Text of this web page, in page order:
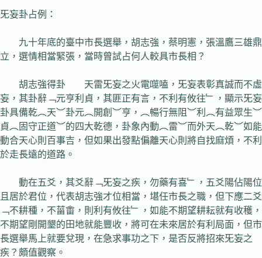
旡妄卦占例：
九十年底的臺中市長選舉，胡志強，蔡明憲，張溫鷹三雄鼎
立，選情相當緊張，當時曾試占何人較具市長相？
胡志強得卦 天雷旡妄之火電噬嗑，旡妄表彰真誠而不虛
妄，其卦辭﹁元亨利貞，其匪正有言，不利有攸往﹂，顯示旡妄
卦具備乾︵天︶卦元︵開創︶亨，︵暢行無阻︶利︵有益眾生︶
貞︵固守正道︶的四大乾德，卦象內動︵雷︶而外天︵乾︶如能
動合天心則百事吉，但如果出發點偏離天心則將自找麻煩，不利
於走長遠的道路。
動在五爻，其爻辭﹁旡妄之疾，勿藥有喜﹂，五爻陽佔陽位
且居於君位，代表胡志強才位相當，堪任市長之職，但下應二爻
﹁不耕種，不菑畬，則利有攸往﹂，如能不期望耕耘就有收穫，
不期望剛開墾的田地就能豐收，將可在未來居於有利局面，但市
長選舉馬上就要兌現，在急求事功之下，是否反將招來旡妄之
疾？頗值觀察。